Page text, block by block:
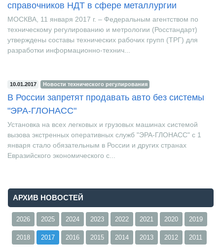
справочников НДТ в сфере металлургии
МОСКВА, 11 января 2017 г. – Федеральным агентством по
техническому регулированию и метрологии (Росстандарт)
утверждены составы технических рабочих групп (ТРГ) для
разработки информационно-технич...
10.01.2017 Новости технического регулирования
В России запретят продавать авто без системы
"ЭРА-ГЛОНАСС"
Установка на всех легковых и грузовых машинах системой
вызова экстренных оперативных служб "ЭРА-ГЛОНАСС" с 1
января стало обязательным в России и других странах
Евразийского экономического с...
АРХИВ НОВОСТЕЙ
2026 2025 2024 2023 2022 2021 2020 2019
2018 2017 2016 2015 2014 2013 2012 2011